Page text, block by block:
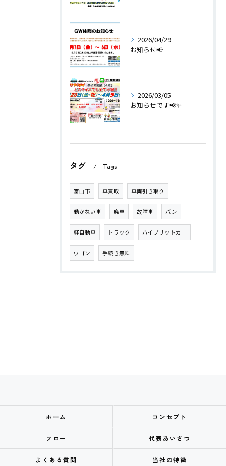
2026/04/29
お知らせ📢
2026/03/05
お知らせです📢✨
タグ Tags
富山市 車買取 車両引き取り
動かない車 廃車 故障車 バン
軽自動車 トラック ハイブリットカー
ワゴン 手続き無料
ホーム コンセプト
フロー 代表あいさつ
よくある質問 当社の特徴